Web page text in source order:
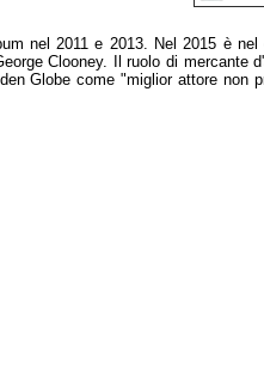
nel 2011 e 2013. Nel 2015 è
Clooney. Il ruolo di mercante
Globe come "miglior attore non